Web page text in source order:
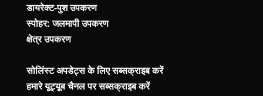
डायरेक्ट-पुश उपकरण
स्पोहर: जलमापी उपकरण
क्षेत्र उपकरण
सोलिंस्ट अपडेट्स के लिए सब्सक्राइब करें
हमारे यूट्यूब चैनल पर सब्सक्राइब करें